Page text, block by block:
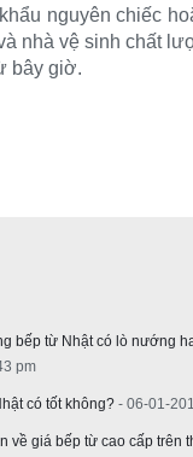
nguyên chiếc
nhà vệ sinh chất
bây giờ.
bếp từ Nhật có lò nướng
pm
có tốt không? - 06-01-
về giá bếp từ cao cấp trên